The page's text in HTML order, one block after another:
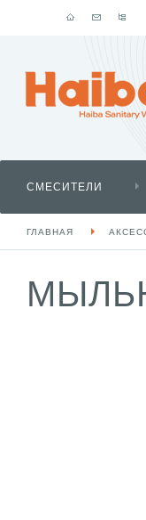
СМЕСИТЕЛИ
ГЛАВНАЯ